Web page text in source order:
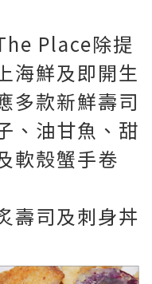
Place除提
海鮮及即開生
多款新鮮壽司
、油甘魚、甜
軟殼蟹手卷
壽司及刺身丼